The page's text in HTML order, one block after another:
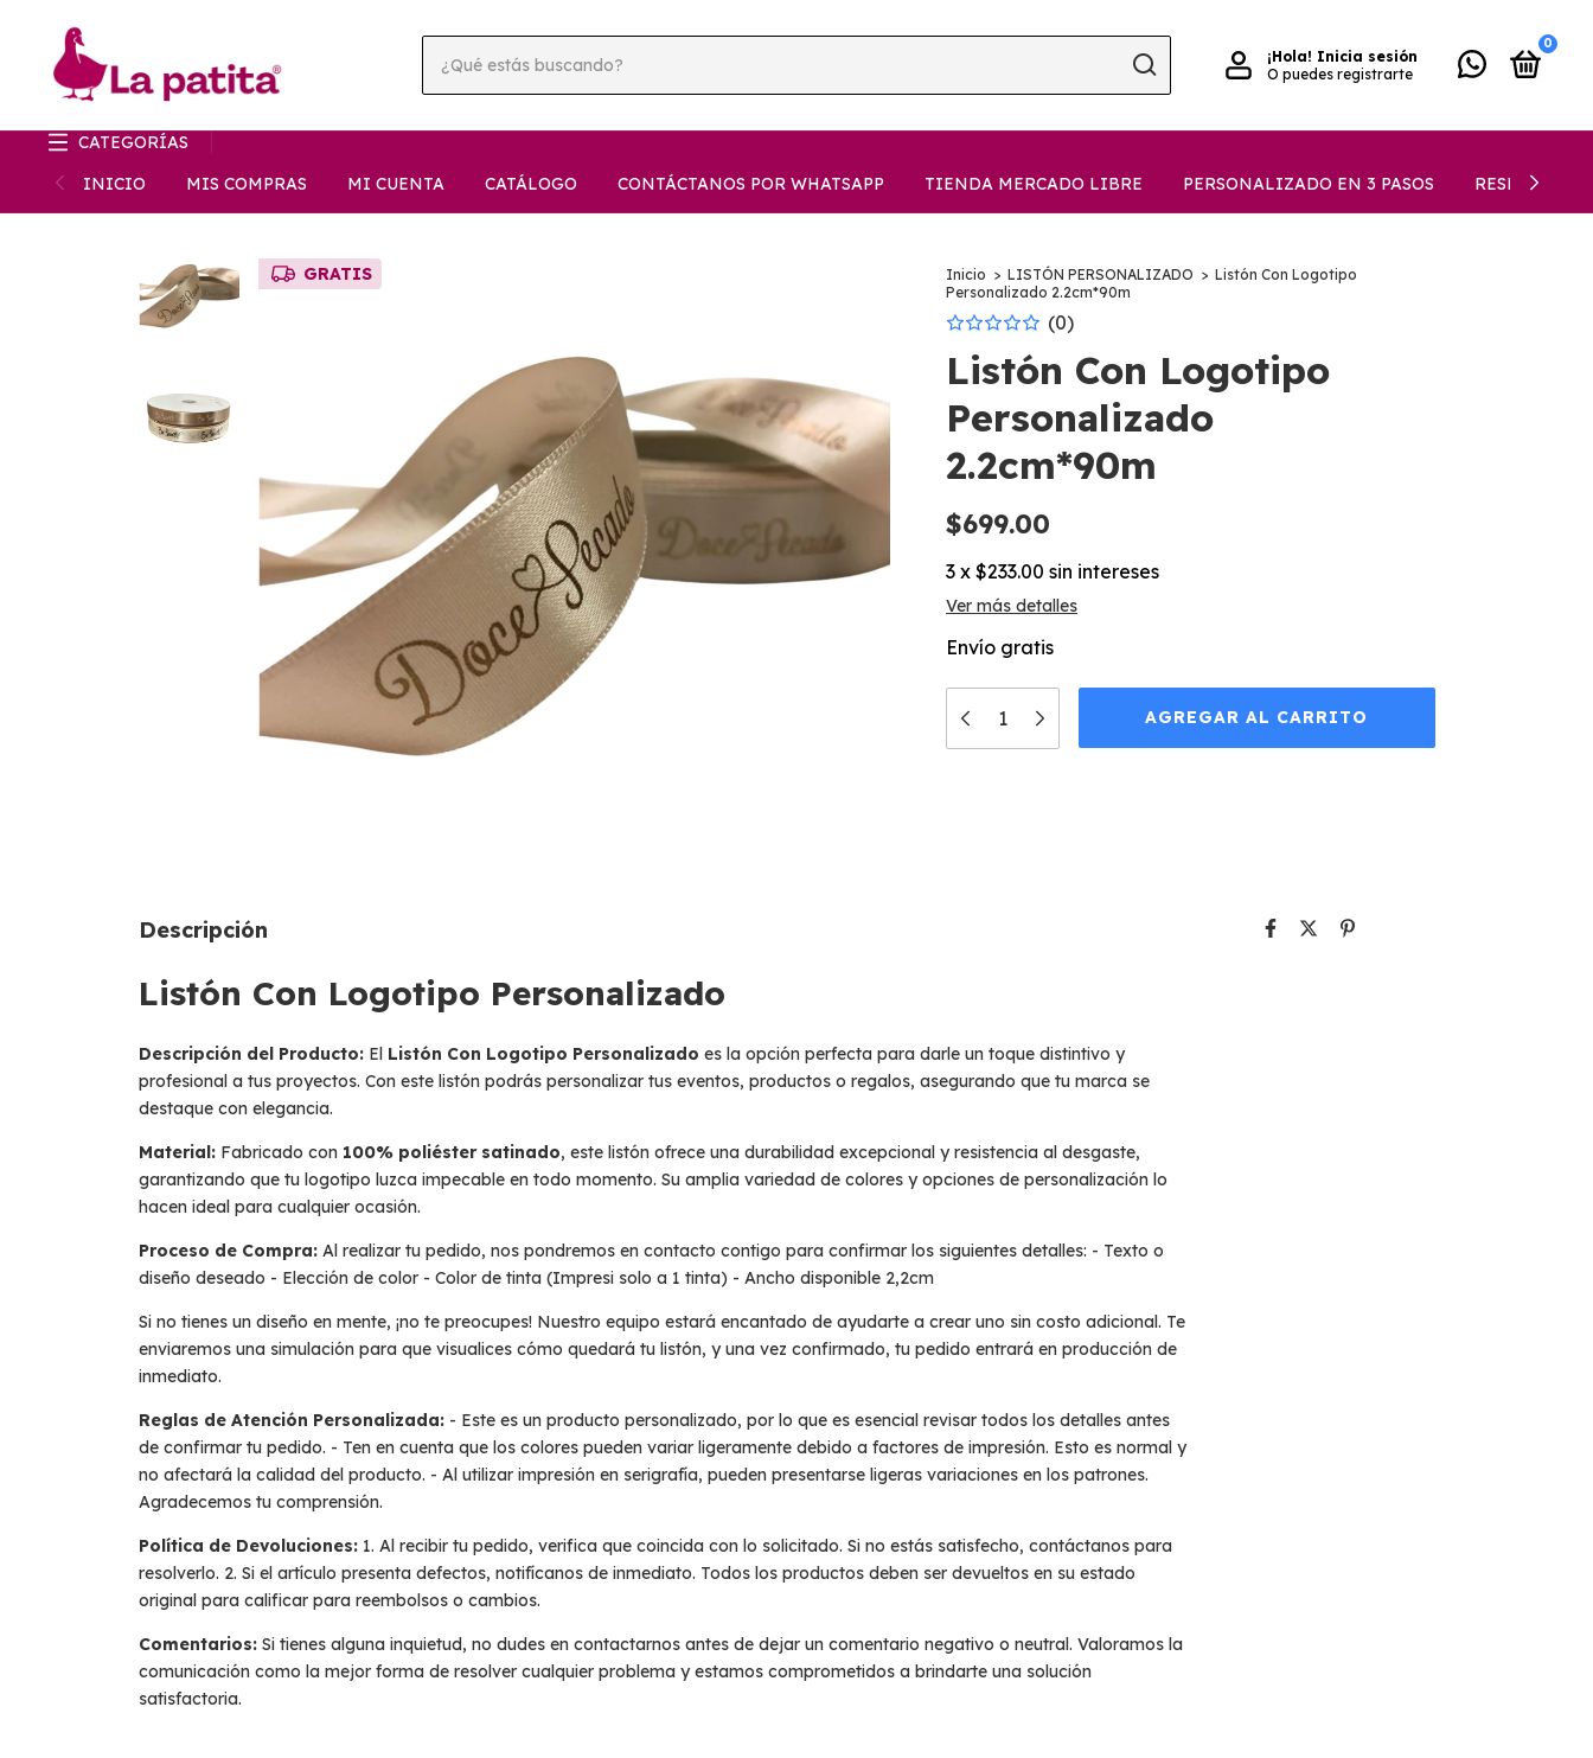
¡Hola! Inicia sesión
O puedes registrarte
0
CATEGORÍAS
INICIO
MIS COMPRAS MI CUENTA CATÁLOGO CONTÁCTANOS POR WHATSAPP TIENDA MERCADO LIBRE PERSONALIZADO EN 3 PASOS RESEÑAS
GRATIS Inicio > LISTÓN PERSONALIZADO > Listón Con Logotipo
Personalizado 2.2cm*90m
(0)
Listón Con Logotipo
Personalizado
2.2cm*90m
$699.00
3 x $233.00 sin intereses
Ver más detalles
Envío gratis
Descripción
Listón Con Logotipo Personalizado
Descripción del Producto: El Listón Con Logotipo Personalizado es la opción perfecta para darle un toque distintivo y
profesional a tus proyectos. Con este listón podrás personalizar tus eventos, productos o regalos, asegurando que tu marca se
destaque con elegancia.
Material: Fabricado con 100% poliéster satinado, este listón ofrece una durabilidad excepcional y resistencia al desgaste,
garantizando que tu logotipo luzca impecable en todo momento. Su amplia variedad de colores y opciones de personalización lo
hacen ideal para cualquier ocasión.
Proceso de Compra: Al realizar tu pedido, nos pondremos en contacto contigo para confirmar los siguientes detalles: - Texto o
diseño deseado - Elección de color - Color de tinta (Impresi solo a 1 tinta) - Ancho disponible 2,2cm
Si no tienes un diseño en mente, ¡no te preocupes! Nuestro equipo estará encantado de ayudarte a crear uno sin costo adicional. Te
enviaremos una simulación para que visualices cómo quedará tu listón, y una vez confirmado, tu pedido entrará en producción de
inmediato.
Reglas de Atención Personalizada: - Este es un producto personalizado, por lo que es esencial revisar todos los detalles antes
de confirmar tu pedido. - Ten en cuenta que los colores pueden variar ligeramente debido a factores de impresión. Esto es normal y
no afectará la calidad del producto. - Al utilizar impresión en serigrafía, pueden presentarse ligeras variaciones en los patrones.
Agradecemos tu comprensión.
Política de Devoluciones: 1. Al recibir tu pedido, verifica que coincida con lo solicitado. Si no estás satisfecho, contáctanos para
resolverlo. 2. Si el artículo presenta defectos, notifícanos de inmediato. Todos los productos deben ser devueltos en su estado
original para calificar para reembolsos o cambios.
Comentarios: Si tienes alguna inquietud, no dudes en contactarnos antes de dejar un comentario negativo o neutral. Valoramos la
comunicación como la mejor forma de resolver cualquier problema y estamos comprometidos a brindarte una solución
satisfactoria.